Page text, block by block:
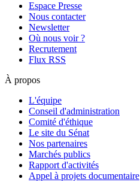
Espace Presse
Nous contacter
Newsletter
Où nous voir ?
Recrutement
Flux RSS
À propos
L'équipe
Conseil d'administration
Comité d'éthique
Le site du Sénat
Nos partenaires
Marchés publics
Rapport d'activités
Appel à projets documentaire